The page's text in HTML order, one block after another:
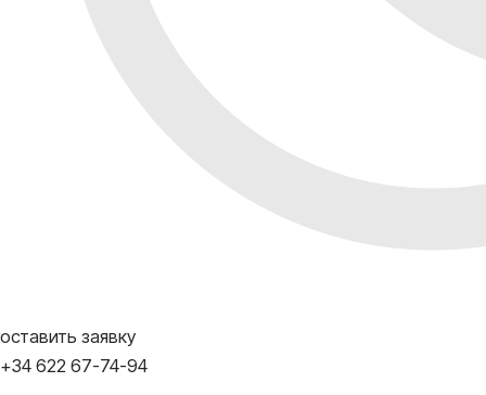
оставить заявку
+34 622 67-74-94